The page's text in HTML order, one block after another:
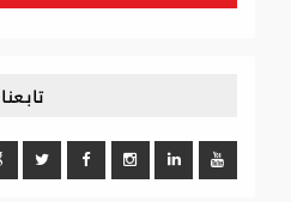
تابعنا